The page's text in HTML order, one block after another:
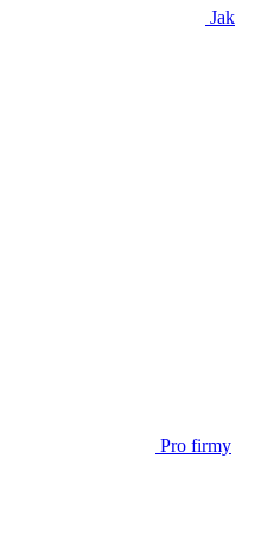
Jak
Pro firmy